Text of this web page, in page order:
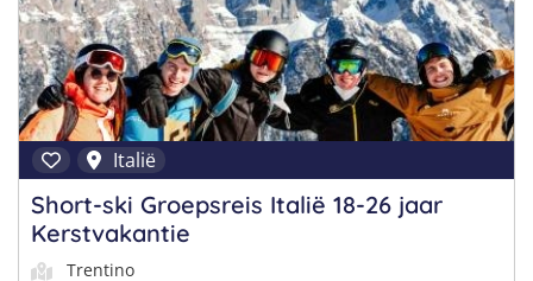
Italië
Short-ski Groepsreis Italië 18-26 jaar
Kerstvakantie
Trentino